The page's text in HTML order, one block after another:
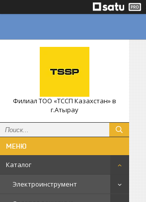
Филиал ТОО «ТССП Казахстан» в
г.Атырау
Каталог
Электроинструмент